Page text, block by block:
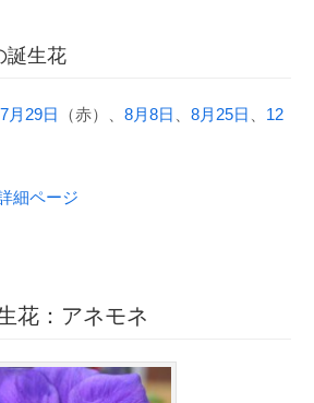
誕生花
7月29日 （赤）、 8月8日 8月25日
12
細ページ
花：アネモネ